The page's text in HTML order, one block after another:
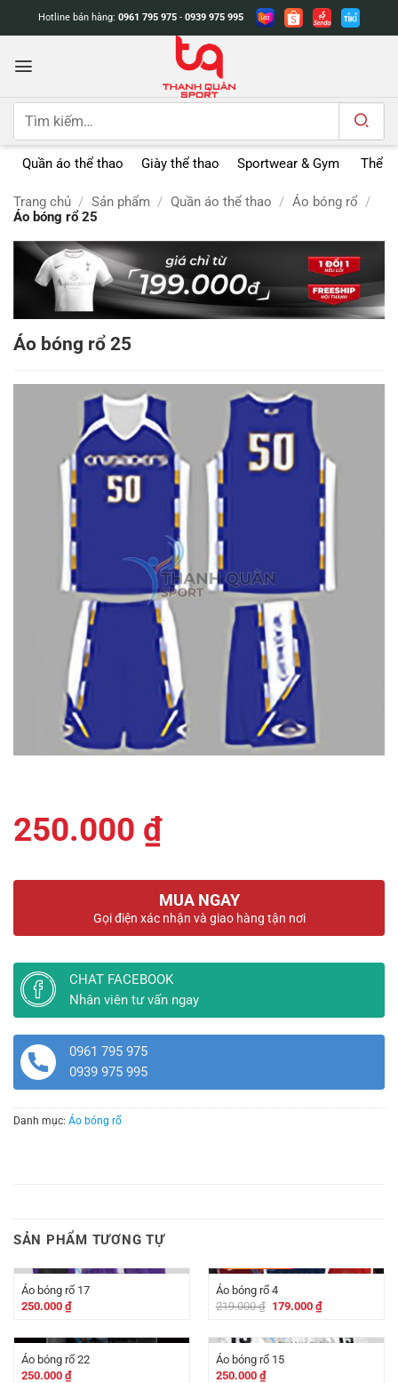
dung
Hotline bán hàng: 0961 795 975 - 0939 975 995
Tìm
Quần áo thể thao Giày thể thao Sportwear & Gym Thể
Trang chủ / Sản phẩm / Quần áo thể thao / Áo bóng rổ /
Áo bóng rổ 25
Áo bóng rổ 25
250.000 ₫
MUA NGAY
Gọi điện xác nhận và giao hàng tận nơi
CHAT FACEBOOK
Nhân viên tư vấn ngay
0961 795 975
0939 975 995
Danh mục: Áo bóng rổ
SẢN PHẨM TƯƠNG TỰ
Áo bóng rổ 17
250.000 ₫
Áo bóng rổ 4
219.000₫ Giá
219.000 ₫.
179.000 ₫Giá
hiện
là:
179.000 ₫.
Áo bóng rổ 22
250.000 ₫
Áo bóng rổ 15
250.000 ₫